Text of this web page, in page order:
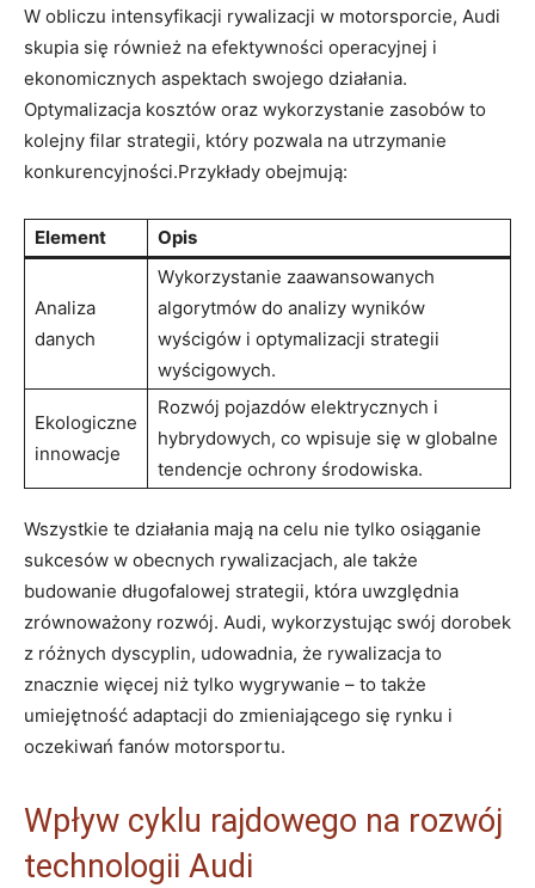
W obliczu intensyfikacji rywalizacji w motorsporcie, Audi
skupia się również na efektywności operacyjnej i
ekonomicznych aspektach swojego działania.
Optymalizacja kosztów oraz wykorzystanie zasobów to
kolejny filar strategii, który pozwala na utrzymanie
konkurencyjności.Przykłady obejmują:
Element Opis
Analiza
danych
Wykorzystanie zaawansowanych
algorytmów do analizy wyników
wyścigów i optymalizacji strategii
wyścigowych.
Ekologiczne
innowacje
Rozwój pojazdów elektrycznych i
hybrydowych, co wpisuje się w globalne
tendencje ochrony środowiska.
Wszystkie te działania mają na celu nie tylko osiąganie
sukcesów w obecnych rywalizacjach, ale także
budowanie długofalowej strategii, która uwzględnia
zrównoważony rozwój. Audi, wykorzystując swój dorobek
z różnych dyscyplin, udowadnia, że rywalizacja to
znacznie więcej niż tylko wygrywanie – to także
umiejętność adaptacji do zmieniającego się rynku i
oczekiwań fanów motorsportu.
Wpływ cyklu rajdowego na rozwój
technologii Audi